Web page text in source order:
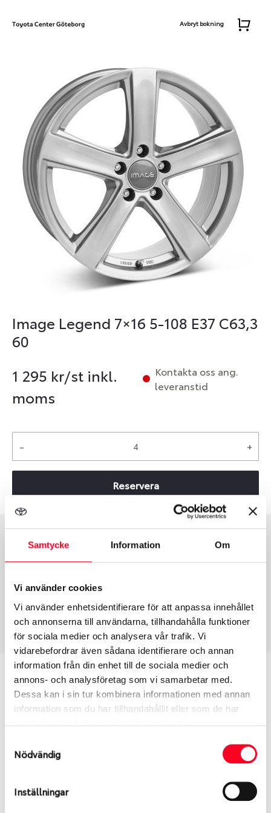
Samtycke Information Om
Vi använder cookies
Vi använder enhetsidentifierare för att anpassa innehållet
och annonserna till användarna, tillhandahålla funktioner
för sociala medier och analysera vår trafik. Vi
vidarebefordrar även sådana identifierare och annan
information från din enhet till de sociala medier och
annons- och analysföretag som vi samarbetar med.
Dessa kan i sin tur kombinera informationen med annan
information som du har tillhandahållit eller som de har
Nödvändig
Inställningar
Avbryt bokning
Image Legend 7×16 5-108 E37 C63,3
60
1 295 kr/st inkl.
moms
Kontakta oss ang.
leveranstid
- +
Reservera
Group
Fälg PV/C LM
Tum
16
37
Centre Diameter
108
Art nummer
8747
Passar denna fälg min bil?
Ange registreringsnummer för att se om den fälg
Ibland kan fälgen ha bytts ut under årens lopp och
inte vara samma dimension som bilen hade ut från